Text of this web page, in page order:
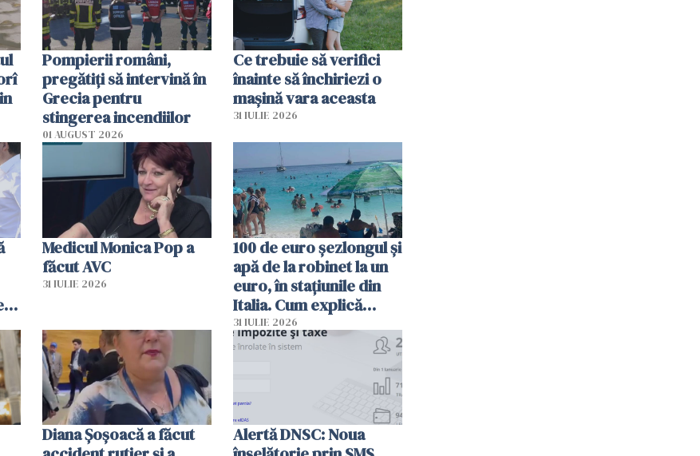
Pompierii români,
pregătiţi să intervină în
Grecia pentru
stingerea incendiilor
01 AUGUST 2026
Ce trebuie să verifici
înainte să închiriezi o
mașină vara aceasta
31 IULIE 2026
Medicul Monica Pop a
făcut AVC
31 IULIE 2026
100 de euro șezlongul și
apă de la robinet la un
euro, în stațiunile din
Italia. Cum explică
autoritățile
31 IULIE 2026
Diana Șoșoacă a făcut
Alertă DNSC: Noua